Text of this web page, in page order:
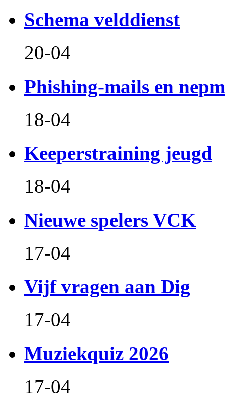
Schema velddienst
20-04
Phishing-mails en
18-04
Keeperstraining jeugd
18-04
Nieuwe spelers VCK
17-04
Vijf vragen aan Dig
17-04
Muziekquiz 2026
17-04